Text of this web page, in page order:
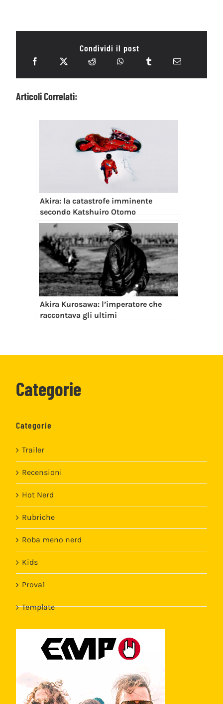
Condividi il post
Articoli Correlati:
Akira: la catastrofe imminente
secondo Katshuiro Otomo
Akira Kurosawa: l’imperatore che
raccontava gli ultimi
Categorie
Categorie
Trailer
Recensioni
Hot Nerd
Rubriche
Roba meno nerd
Kids
Prova1
Template